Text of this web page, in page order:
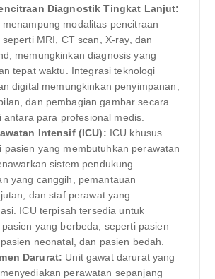
Diagnostik Tingkat Lanjut:
menampung modalitas pencitraan
MRI, CT scan, X-ray, dan
memungkinkan diagnosis yang
tepat waktu. Integrasi teknologi
digital memungkinkan penyimpanan,
dan pembagian gambar secara
antara para profesional medis.
Intensif (ICU): ICU khusus
pasien yang membutuhkan perawatan
sistem pendukung
yang canggih, pemantauan
dan staf perawat yang
ICU terpisah tersedia untuk
pasien yang berbeda, seperti pasien
neonatal, dan pasien bedah.
Darurat: Unit gawat darurat yang
perawatan sepanjang